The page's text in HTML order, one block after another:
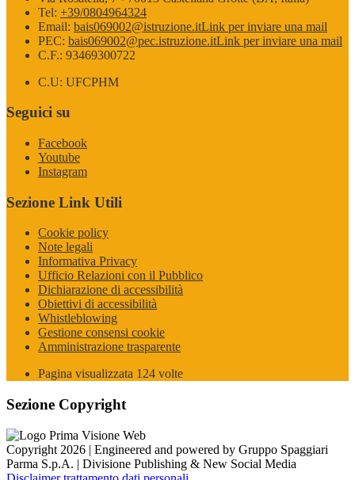
Tel: +39/0804964324
Email: bais069002@istruzione.itLink per inviare una mail
PEC: bais069002@pec.istruzione.itLink per inviare una mail
C.F.: 93469300722
C.U: UFCPHM
Seguici su
Facebook
Youtube
Instagram
Sezione Link Utili
Cookie policy
Note legali
Informativa Privacy
Ufficio Relazioni con il Pubblico
Dichiarazione di accessibilità
Obiettivi di accessibilità
Whistleblowing
Gestione consensi cookie
Amministrazione trasparente
Pagina visualizzata 124 volte
Sezione Copyright
Copyright 2026 | Engineered and powered by Gruppo Spaggiari
Parma S.p.A. | Divisione Publishing & New Social Media